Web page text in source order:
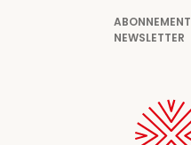
ABONNEMENT
NEWSLETTER